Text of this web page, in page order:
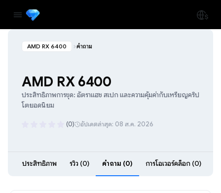
AMD RX 6400 คำถาม
AMD RX 6400
ประสิทธิภาพการขุด: อัตราแฮช สเปก และความคุ้มค่ากับเหรียญคริป
โตยอดนิยม
(0) อัปเดตล่าสุด: 08 ส.ค. 2026
ประสิทธิภาพ รีวิว (0) คำถาม (0) การโอเวอร์คล็อก (0)